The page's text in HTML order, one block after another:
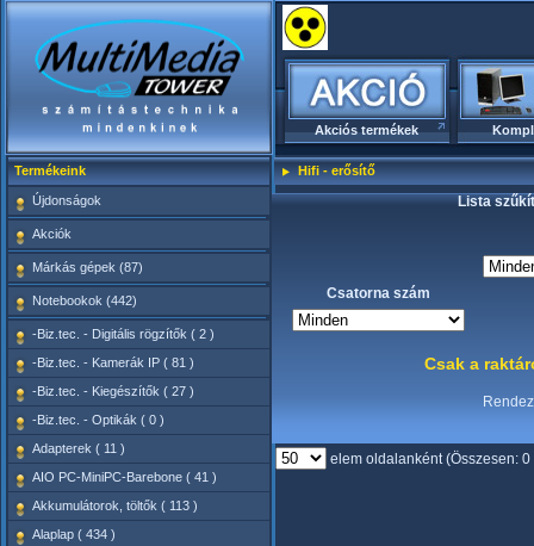
Akciós termékek
Termékeink
Újdonságok
Akciók
Márkás gépek (87)
Notebookok (442)
-Biz.tec. - Digitális rögzítők ( 2 )
-Biz.tec. - Kamerák IP ( 81 )
-Biz.tec. - Kiegészítők ( 27 )
-Biz.tec. - Optikák ( 0 )
Adapterek ( 11 )
AIO PC-MiniPC-Barebone ( 41 )
Akkumulátorok, töltők ( 113 )
Alaplap ( 434 )
Hifi - erősítő
Lista
Csatorna szám
Csak a
elem oldalanként (Összesen: 0